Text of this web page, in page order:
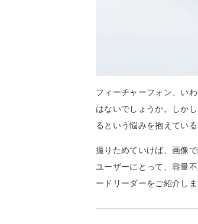
フィーチャーフォン、い
はないでしょうか。しか
るという悩みを抱えてい
撮りためていけば、画像
ユーザーにとって、容量
ードリーダーをご紹介しま